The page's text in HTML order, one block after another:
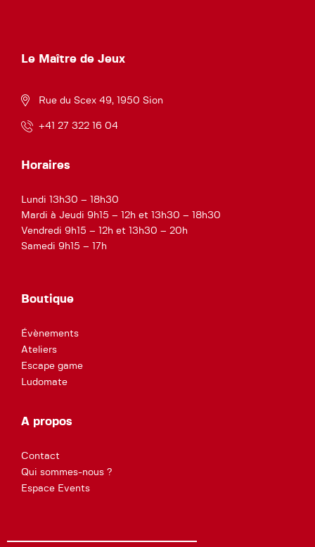
Le Maître de Jeux
Rue du Scex 49, 1950 Sion
+41 27 322 16 04
Horaires
Lundi 13h30 – 18h30
Mardi à Jeudi 9h15 – 12h et 13h30 – 18h30
Vendredi 9h15 – 12h et 13h30 – 20h
Samedi 9h15 – 17h
Boutique
Évènements
Ateliers
Escape game
Ludomate
A propos
Contact
Qui sommes-nous ?
Espace Events